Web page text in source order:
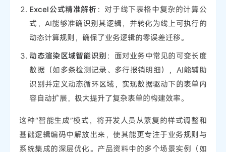
Excel公式精准解析 ：对于线下表格中复杂的计算公
式，AI能够准确识别其逻辑，并转化为线上可执行的
动态计算规则，确保了业务逻辑的零误差迁移。
动态渲染区域智能识别 ：面对业务中常见的可变长度
数据（如多条检测记录、多行报销明细），AI能辅助
识别并定义动态循环区域，实现数据驱动下的表单内
容自动扩展，极大提升了复杂表单的构建效率。
这种“智能生成”模式，将开发人员从繁复的样式调整和
基础逻辑编码中解放出来，使其能更专注于业务规则与
系统集成的深层优化。产品资料中的多个场景实例（如